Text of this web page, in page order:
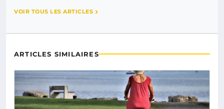
VOIR TOUS LES ARTICLES
ARTICLES SIMILAIRES